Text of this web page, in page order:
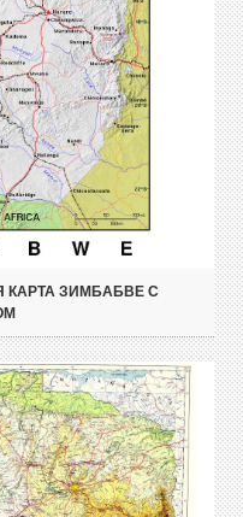
КАРТА ЗИМБАБВЕ С